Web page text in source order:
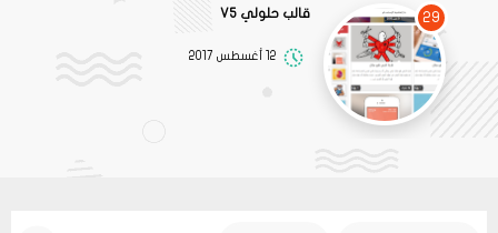
29 قالب حلولي V5
12 أغسطس 2017